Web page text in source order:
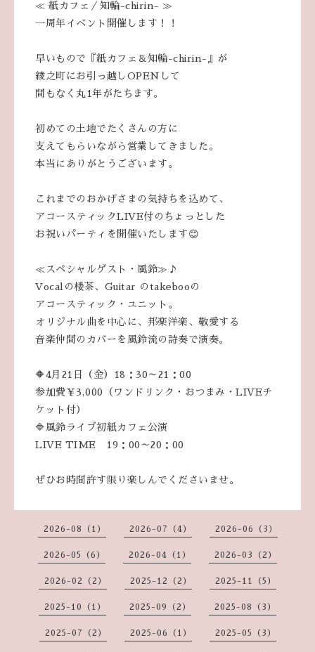
≪ 紙カフェ／知輪-chirin- ≫
一周年イベント開催します！！
早いもので『紙カフェ＆知輪-chirin-』が
綾之町にお引っ越しOPENして
間もなく丸1年がたちます。
初めての土地でたくさんの方に
支えてもらいながら営業してきました。
本当にありがとうございます。
これまでのおかげさまの気持ちを込めて、
アコースティックLIVE付のちょっとした
お祝いパーティを開催いたします😊
≪スペシャルゲスト・風鈴≫♪
‪Vocalの楼茶、Guitar のtakebooの
アコースティック・ユニット。
オリジナル曲を中心に、邦楽洋楽、敬愛する
音楽仲間のカバーを風鈴流の詩奏で演奏。
🔶4月21日（金）18：30～21：00
参加費￥3,000（ワンドリンク・おつまみ・LIVEチ
ケット付）
🔷風鈴ライブ初紙カフェ公演
LIVE TIME 19：00～20：00
ぜひお時間許す限り楽しんでくださいませ。
2026-08（1） 2026-07（4） 2026-06（3）
2026-05（6） 2026-04（1） 2026-03（2）
2026-02（2） 2025-12（2） 2025-11（5）
2025-10（1） 2025-09（2） 2025-08（3）
2025-07（2） 2025-06（1） 2025-05（3）